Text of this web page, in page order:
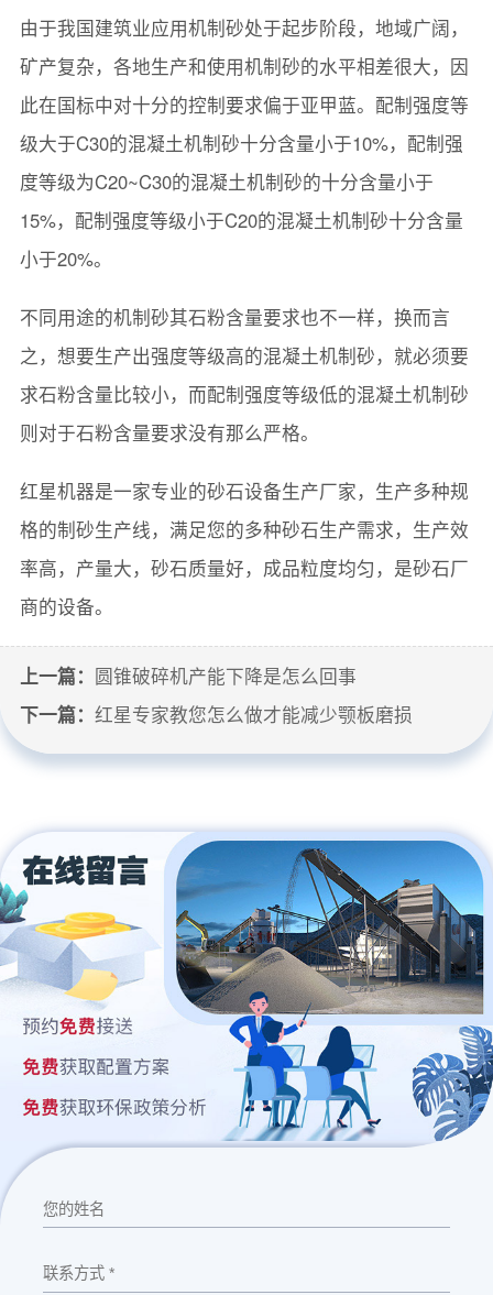
由于我国建筑业应用机制砂处于起步阶段，地域广阔，
矿产复杂，各地生产和使用机制砂的水平相差很大，因
此在国标中对十分的控制要求偏于亚甲蓝。配制强度等
级大于C30的混凝土机制砂十分含量小于10%，配制强
度等级为C20~C30的混凝土机制砂的十分含量小于
15%，配制强度等级小于C20的混凝土机制砂十分含量
小于20%。
不同用途的机制砂其石粉含量要求也不一样，换而言
之，想要生产出强度等级高的混凝土机制砂，就必须要
求石粉含量比较小，而配制强度等级低的混凝土机制砂
则对于石粉含量要求没有那么严格。
红星机器是一家专业的砂石设备生产厂家，生产多种规
格的制砂生产线，满足您的多种砂石生产需求，生产效
率高，产量大，砂石质量好，成品粒度均匀，是砂石厂
商的设备。
上一篇： 圆锥破碎机产能下降是怎么回事
下一篇： 红星专家教您怎么做才能减少颚板磨损